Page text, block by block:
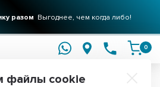
разом Выгоднее, чем когда либо!
0
файлы cookie